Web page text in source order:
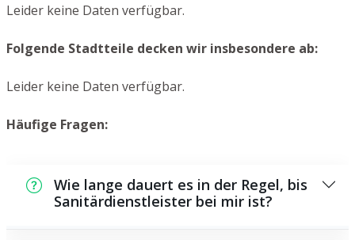
Leider keine Daten verfügbar.
Folgende Stadtteile decken wir insbesondere ab:
Leider keine Daten verfügbar.
Häufige Fragen:
Wie lange dauert es in der Regel, bis
Sanitärdienstleister bei mir ist?